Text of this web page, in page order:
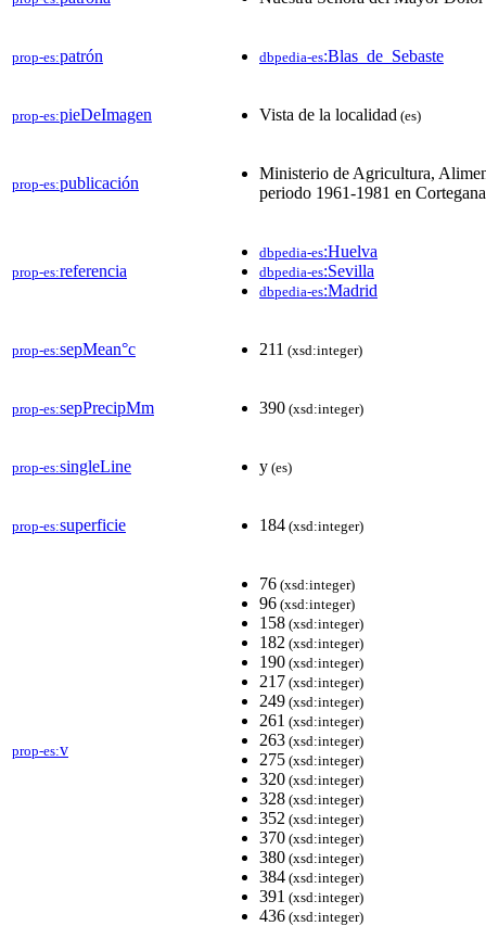
prop-es:patrón dbpedia-es:Blas_de_Sebaste
prop-es:pieDeImagen Vista de la localidad (es)
prop-es:publicación
Ministerio de Agricultura,
periodo 1961-1981 en Cortegana
prop-es:referencia
dbpedia-es:Huelva
dbpedia-es:Sevilla
dbpedia-es:Madrid
prop-es:sepMean°c 211 (xsd:integer)
prop-es:sepPrecipMm 390 (xsd:integer)
prop-es:singleLine y (es)
prop-es:superficie 184 (xsd:integer)
prop-es:v
76 (xsd:integer)
96 (xsd:integer)
158 (xsd:integer)
182 (xsd:integer)
190 (xsd:integer)
217 (xsd:integer)
249 (xsd:integer)
261 (xsd:integer)
263 (xsd:integer)
275 (xsd:integer)
320 (xsd:integer)
328 (xsd:integer)
352 (xsd:integer)
370 (xsd:integer)
380 (xsd:integer)
384 (xsd:integer)
391 (xsd:integer)
436 (xsd:integer)